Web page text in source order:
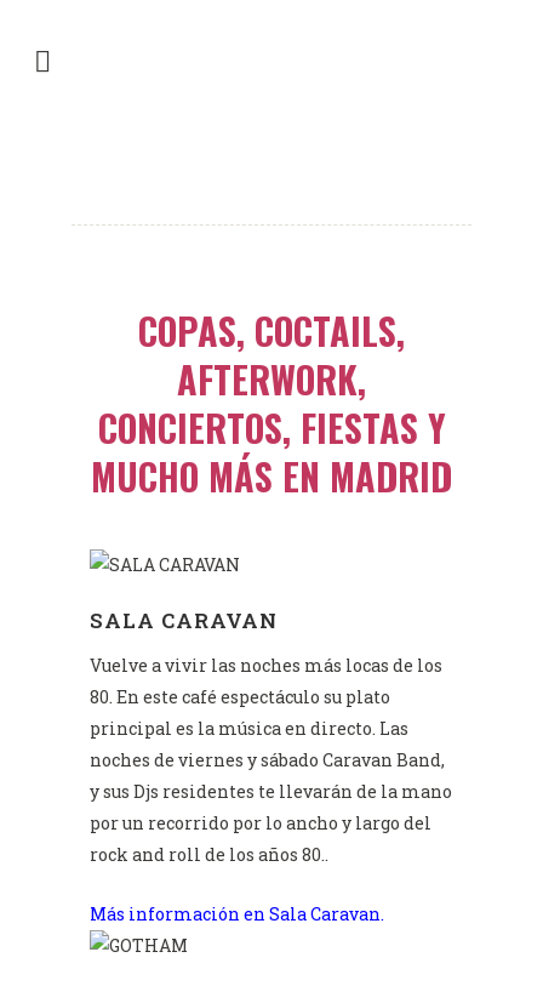
COPAS, COCTAILS,
AFTERWORK,
CONCIERTOS, FIESTAS Y
MUCHO MÁS EN MADRID
SALA CARAVAN
Vuelve a vivir las noches más locas de los
80. En este café espectáculo su plato
principal es la música en directo. Las
noches de viernes y sábado Caravan Band,
y sus Djs residentes te llevarán de la mano
por un recorrido por lo ancho y largo del
rock and roll de los años 80..
Más información en Sala Caravan.